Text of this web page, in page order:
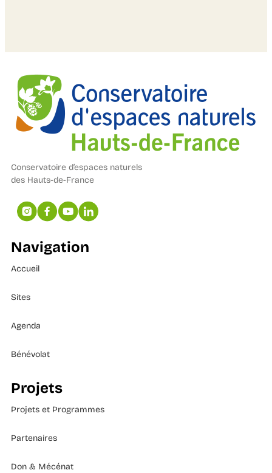
Conservatoire d’espaces naturels
des Hauts-de-France
Navigation
Accueil
Sites
Agenda
Bénévolat
Projets
Projets et Programmes
Partenaires
Don & Mécénat